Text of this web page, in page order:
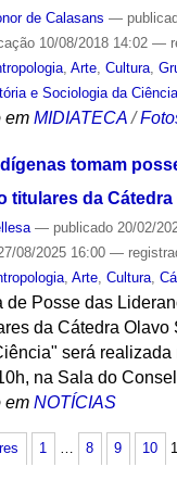
de Calasans —
10/08/2018 14:02 —
, Arte, Cultura,
e Sociologia da
em MIDIATECA /
tomam
titulares da Cátedra
— publicado20/02/
08/2025 16:00 —
, Arte, Cultura,
de Posse das
da Cátedra Olavo
será realizada
na Sala do
em NOTÍCIAS
1 … 8 9 10